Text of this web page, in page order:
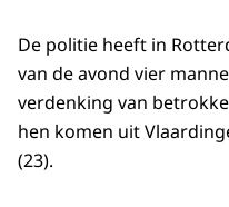
De politie heeft in
van de avond vier
verdenking van
hen komen uit
(23).